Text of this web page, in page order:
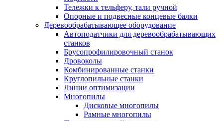
Тележки к тельферу, тали ручной
Опорные и подвесные концевые балки
Деревообрабатывающее оборудование
Автоподатчики для деревообрабатывающих
станков
Брусопрофилировочный станок
Дровоколы
Комбинированные станки
Круглопильные станки
Линии оптимизации
Многопилы
Дисковые многопилы
Рамные многопилы